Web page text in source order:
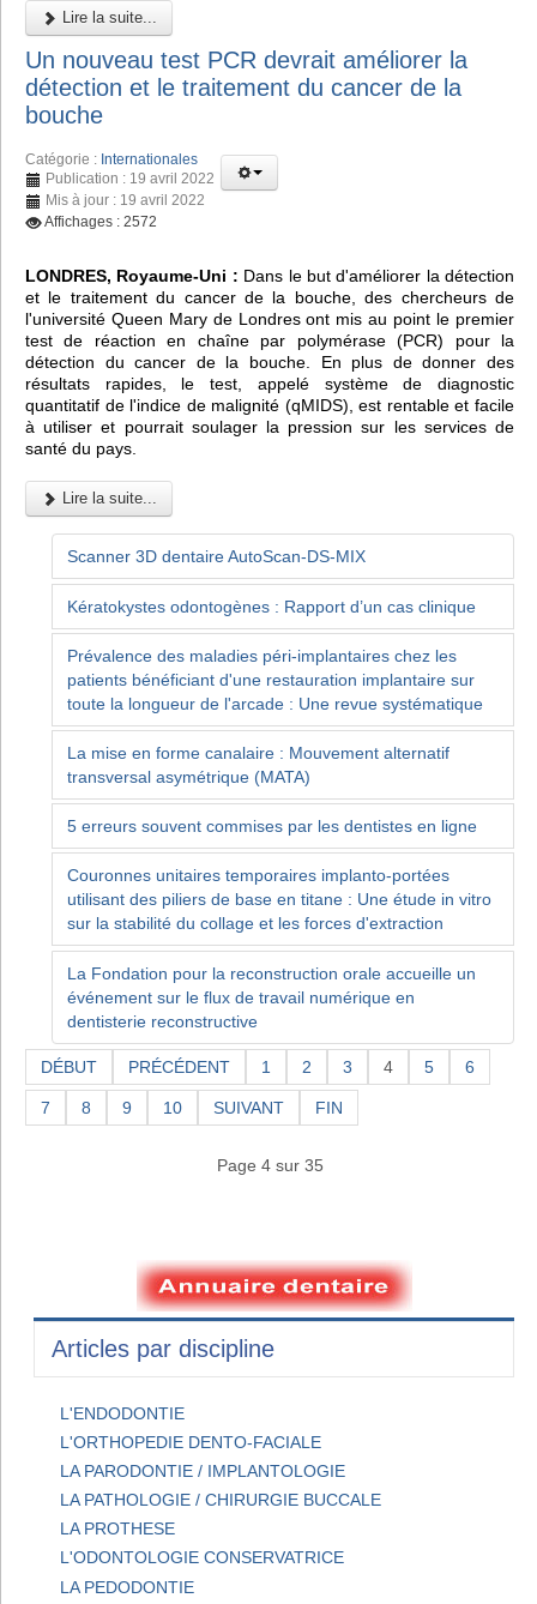
Lire la suite...
Un nouveau test PCR devrait améliorer la
détection et le traitement du cancer de la
bouche
Catégorie : Internationales
Publication : 19 avril 2022
Mis à jour : 19 avril 2022
Affichages : 2572
LONDRES, Royaume-Uni : Dans le but d'améliorer la détection
et le traitement du cancer de la bouche, des chercheurs de
l'université Queen Mary de Londres ont mis au point le premier
test de réaction en chaîne par polymérase (PCR) pour la
détection du cancer de la bouche. En plus de donner des
résultats rapides, le test, appelé système de diagnostic
quantitatif de l'indice de malignité (qMIDS), est rentable et facile
à utiliser et pourrait soulager la pression sur les services de
santé du pays.
Lire la suite...
Scanner 3D dentaire AutoScan-DS-MIX
Kératokystes odontogènes : Rapport d’un cas clinique
Prévalence des maladies péri-implantaires chez les
patients bénéficiant d'une restauration implantaire sur
toute la longueur de l'arcade : Une revue systématique
La mise en forme canalaire : Mouvement alternatif
transversal asymétrique (MATA)
5 erreurs souvent commises par les dentistes en ligne
Couronnes unitaires temporaires implanto-portées
utilisant des piliers de base en titane : Une étude in vitro
sur la stabilité du collage et les forces d'extraction
La Fondation pour la reconstruction orale accueille un
événement sur le flux de travail numérique en
dentisterie reconstructive
DÉBUT PRÉCÉDENT 1 2 3 4 5 6
7 8 9 10 SUIVANT FIN
Page 4 sur 35
Articles par discipline
L'ENDODONTIE
L'ORTHOPEDIE DENTO-FACIALE
LA PARODONTIE / IMPLANTOLOGIE
LA PATHOLOGIE / CHIRURGIE BUCCALE
LA PROTHESE
L'ODONTOLOGIE CONSERVATRICE
LA PEDODONTIE